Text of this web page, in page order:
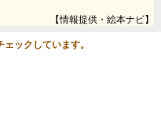
【情報提供・絵本ナビ】
ックしています。